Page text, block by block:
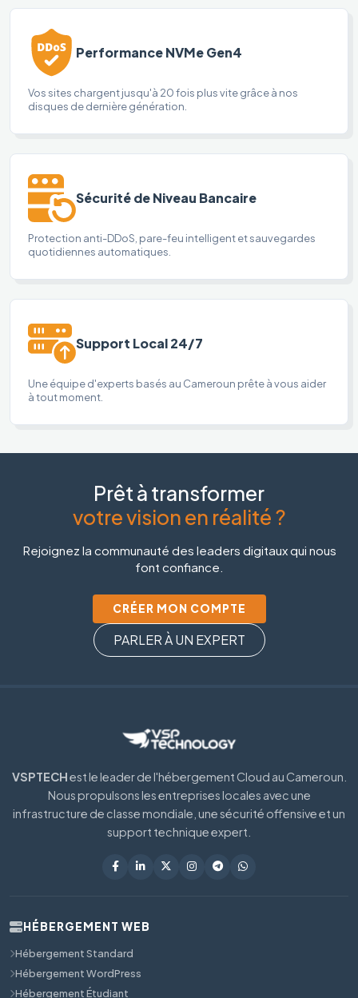
Performance NVMe Gen4
Vos sites chargent jusqu'à 20 fois plus vite grâce à nos
disques de dernière génération.
Sécurité de Niveau Bancaire
Protection anti-DDoS, pare-feu intelligent et sauvegardes
quotidiennes automatiques.
Support Local 24/7
Une équipe d'experts basés au Cameroun prête à vous aider
à tout moment.
Prêt à transformer
votre vision en réalité ?
Rejoignez la communauté des leaders digitaux qui nous
font confiance.
CRÉER MON COMPTE
PARLER À UN EXPERT
VSPTECHest le leader de l'hébergement Cloud au Cameroun.
Nous propulsons les entreprises locales avec une
infrastructure de classe mondiale, une sécurité offensive et un
support technique expert.
HÉBERGEMENT WEB
Hébergement Standard
Hébergement WordPress
Hébergement Étudiant